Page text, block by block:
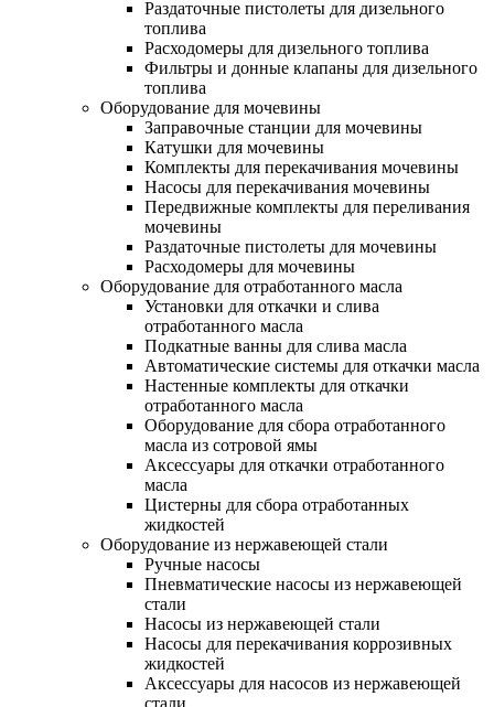
Раздаточные пистолеты для дизельного
топлива
Расходомеры для дизельного топлива
Фильтры и донные клапаны для дизельного
топлива
Оборудование для мочевины
Заправочные станции для мочевины
Катушки для мочевины
Комплекты для перекачивания мочевины
Насосы для перекачивания мочевины
Передвижные комплекты для переливания
мочевины
Раздаточные пистолеты для мочевины
Расходомеры для мочевины
Оборудование для отработанного масла
Установки для откачки и слива
отработанного масла
Подкатные ванны для слива масла
Автоматические системы для откачки масла
Настенные комплекты для откачки
отработанного масла
Оборудование для сбора отработанного
масла из сотровой ямы
Аксессуары для откачки отработанного
масла
Цистерны для сбора отработанных
жидкостей
Оборудование из нержавеющей стали
Ручные насосы
Пневматические насосы из нержавеющей
стали
Насосы из нержавеющей стали
Насосы для перекачивания коррозивных
жидкостей
Аксессуары для насосов из нержавеющей